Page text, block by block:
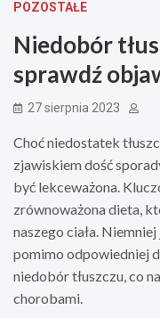
POZOSTAŁE
Niedobór
sprawdź
27 sierpnia 2023
Choć niedostatek
zjawiskiem dość
być lekceważona.
zrównoważona dieta,
naszego ciała.
pomimo odpowiedniej
niedobór tłuszczu, co
chorobami.